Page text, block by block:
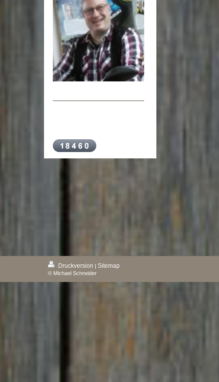
Druckversion | Sitemap
© Michael Schneider